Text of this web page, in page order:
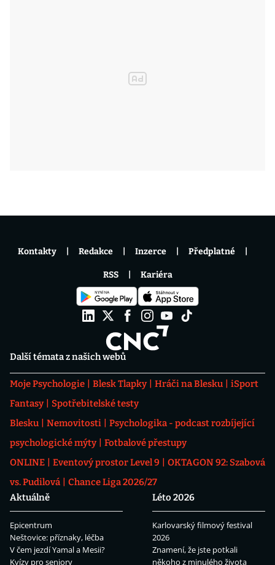
Další témata z našich webů
Moje Psychologie Blesk Tlapky Hráči na Blesku
iSport
Fantasy
Spotřebitelské testy
Blesku
Nemovitosti
Psychologika - podcast rozbíjející
psychologické mýty
Fotbalové přestupy
ONLINE
Eventový prostor Level 9
OKTAGON 92: Szabová
vs. Pudilová
Chance Liga 2026/27
Aktuálně
Epicentrum
Neštovice: příznaky, léčba
V čem jezdí Yamal a Mesii?
Kvízy pro seniory
Léto 2026
Karlovarský filmový festival
2026
Znamení, že jste potkali
někoho z minulého života
Kontakty Redakce Inzerce Předplatné
RSS Kariéra